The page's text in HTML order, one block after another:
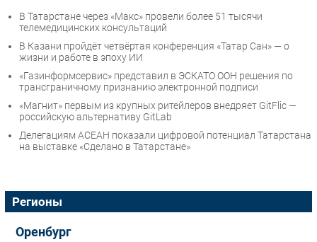
В Татарстане через «Макс» провели более 51 тысячи
телемедицинских консультаций
В Казани пройдёт четвёртая конференция «Татар Сан» — о
жизни и работе в эпоху ИИ
«Газинформсервис» представил в ЭСКАТО ООН решения по
трансграничному признанию электронной подписи
«Магнит» первым из крупных ритейлеров внедряет GitFlic —
российскую альтернативу GitLab
Делегациям АСЕАН показали цифровой потенциал Татарстана
на выставке «Сделано в Татарстане»
Регионы
Оренбург